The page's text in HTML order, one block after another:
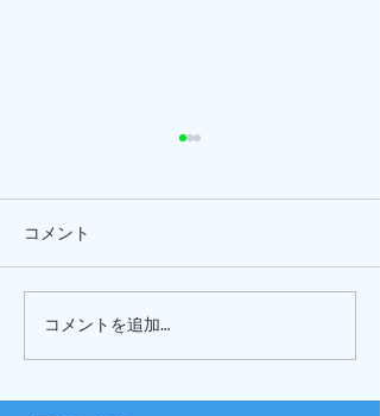
ピナイ半日+釣りツアー
コメント
コメントを追加…